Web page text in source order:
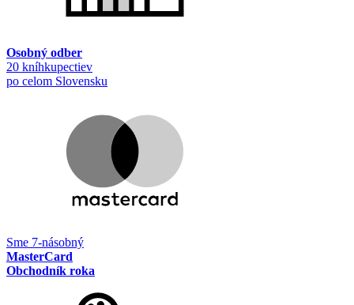
Osobný odber
20 kníhkupectiev
po celom Slovensku
Sme 7-násobný
MasterCard
Obchodník roka